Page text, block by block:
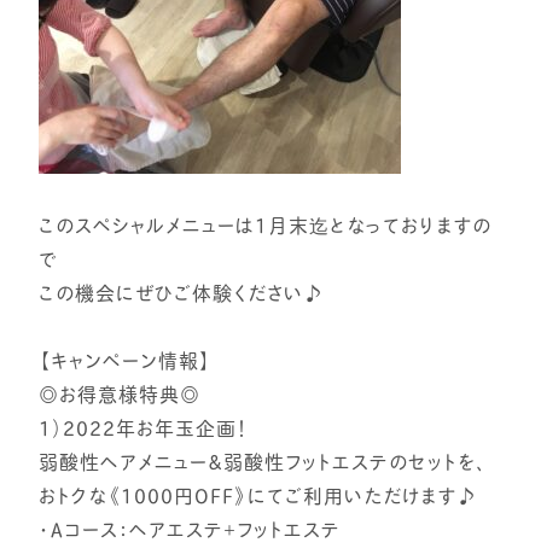
このスペシャルメニューは1月末迄となっておりますの
で
この機会にぜひご体験ください♪
【キャンペーン情報】
◎お得意様特典◎
1）2022年お年玉企画！
弱酸性ヘアメニュー＆弱酸性フットエステのセットを、
おトクな《1000円OFF》にてご利用いただけます♪
・Aコース：ヘアエステ＋フットエステ